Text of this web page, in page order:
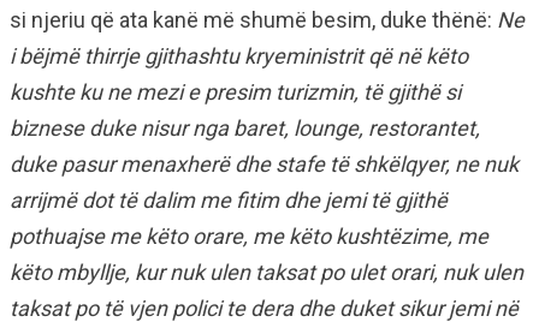
si njeriu që ata kanë më shumë besim, duke thënë: Ne
i bëjmë thirrje gjithashtu kryeministrit që në këto
kushte ku ne mezi e presim turizmin, të gjithë si
biznese duke nisur nga baret, lounge, restorantet,
duke pasur menaxherë dhe stafe të shkëlqyer, ne nuk
arrijmë dot të dalim me fitim dhe jemi të gjithë
pothuajse me këto orare, me këto kushtëzime, me
këto mbyllje, kur nuk ulen taksat po ulet orari, nuk ulen
taksat po të vjen polici te dera dhe duket sikur jemi në